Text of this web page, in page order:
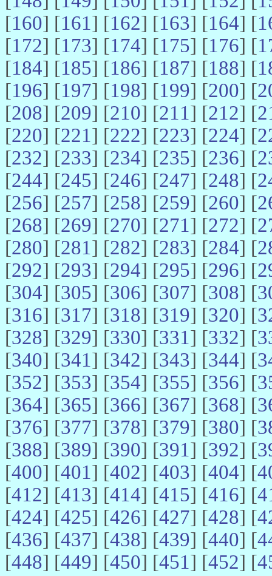
[160] [161] [162] [163] [164] [
[172] [173] [174] [175] [176] [
[184] [185] [186] [187] [188] [
[196] [197] [198] [199] [200] [
[208] [209] [210] [211] [212] [
[220] [221] [222] [223] [224] [
[232] [233] [234] [235] [236] [
[244] [245] [246] [247] [248] [
[256] [257] [258] [259] [260] [
[268] [269] [270] [271] [272] [
[280] [281] [282] [283] [284] [
[292] [293] [294] [295] [296] [
[304] [305] [306] [307] [308] [
[316] [317] [318] [319] [320] [
[328] [329] [330] [331] [332] [
[340] [341] [342] [343] [344] [
[352] [353] [354] [355] [356] [
[364] [365] [366] [367] [368] [
[376] [377] [378] [379] [380] [
[388] [389] [390] [391] [392] [
[400] [401] [402] [403] [404] [
[412] [413] [414] [415] [416] [
[424] [425] [426] [427] [428] [
[436] [437] [438] [439] [440] [
[448] [449] [450] [451] [452] [